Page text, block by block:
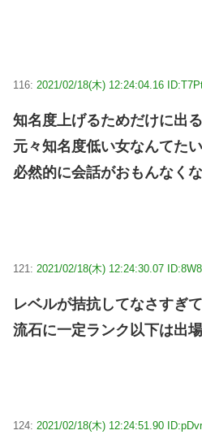
116: 2021/02/18(木) 12:24:04.16
知名度上げるためだけに出
元々知名度低い女なんてた
必然的に会話がおもんなく
121: 2021/02/18(木) 12:24:30.07
レベルが拮抗してなさすぎ
流石に一定ランク以下は出
124: 2021/02/18(木) 12:24:51.90